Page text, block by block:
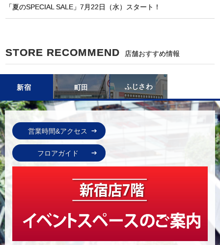
「夏のSPECIAL SALE」7月22日（水）スタート！
STORE RECOMMEND 店舗おすすめ情報
新宿 町田 ふじさわ
営業時間&アクセス
フロアガイド